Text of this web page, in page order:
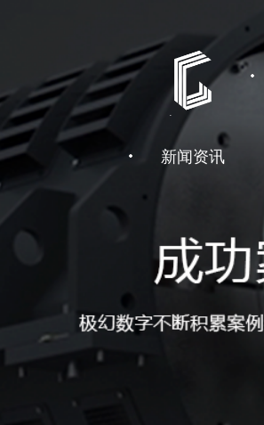
新闻资讯